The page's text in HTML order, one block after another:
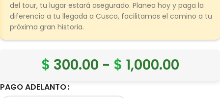
del tour, tu lugar estará asegurado. Planea hoy y paga la
diferencia a tu llegada a Cusco, facilitamos el camino a tu
próxima gran historia.
$ 300.00 - $ 1,000.00
PAGO ADELANTO